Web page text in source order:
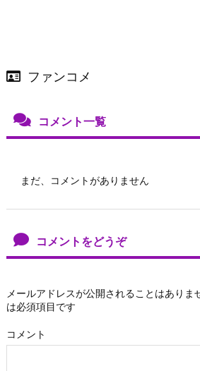
ファンコメ
コメント一覧
まだ、コメントがありません
コメントをどうぞ
メールアドレスが公開されることはありま
は必須項目です
コメント